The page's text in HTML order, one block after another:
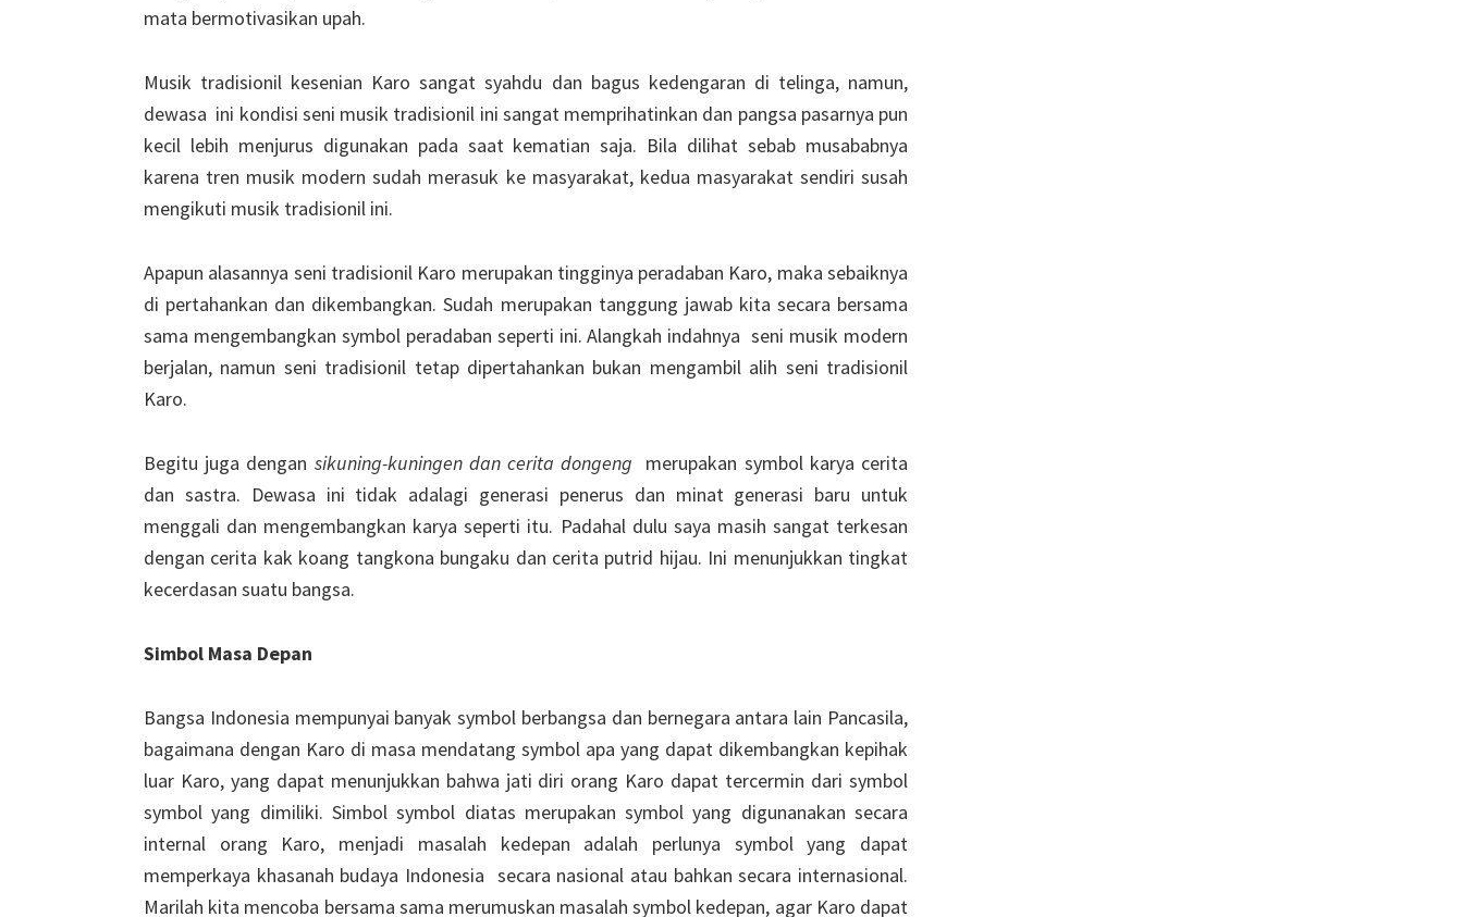
mata bermotivasikan upah.
Musik tradisionil kesenian Karo sangat syahdu dan bagus kedengaran di telinga, namun,
dewasa ini kondisi seni musik tradisionil ini sangat memprihatinkan dan pangsa pasarnya pun
kecil lebih menjurus digunakan pada saat kematian saja. Bila dilihat sebab musababnya
karena tren musik modern sudah merasuk ke masyarakat, kedua masyarakat sendiri susah
mengikuti musik tradisionil ini.
Apapun alasannya seni tradisionil Karo merupakan tingginya peradaban Karo, maka sebaiknya
di pertahankan dan dikembangkan. Sudah merupakan tanggung jawab kita secara bersama
sama mengembangkan symbol peradaban seperti ini. Alangkah indahnya seni musik modern
berjalan, namun seni tradisionil tetap dipertahankan bukan mengambil alih seni tradisionil
Karo.
Begitu juga dengan sikuning-kuningen dan cerita dongeng merupakan symbol karya cerita
dan sastra. Dewasa ini tidak adalagi generasi penerus dan minat generasi baru untuk
menggali dan mengembangkan karya seperti itu. Padahal dulu saya masih sangat terkesan
dengan cerita kak koang tangkona bungaku dan cerita putrid hijau. Ini menunjukkan tingkat
kecerdasan suatu bangsa.
Simbol Masa Depan
Bangsa Indonesia mempunyai banyak symbol berbangsa dan bernegara antara lain Pancasila,
bagaimana dengan Karo di masa mendatang symbol apa yang dapat dikembangkan kepihak
luar Karo, yang dapat menunjukkan bahwa jati diri orang Karo dapat tercermin dari symbol
symbol yang dimiliki. Simbol symbol diatas merupakan symbol yang digunanakan secara
internal orang Karo, menjadi masalah kedepan adalah perlunya symbol yang dapat
memperkaya khasanah budaya Indonesia secara nasional atau bahkan secara internasional.
Marilah kita mencoba bersama sama merumuskan masalah symbol kedepan, agar Karo dapat